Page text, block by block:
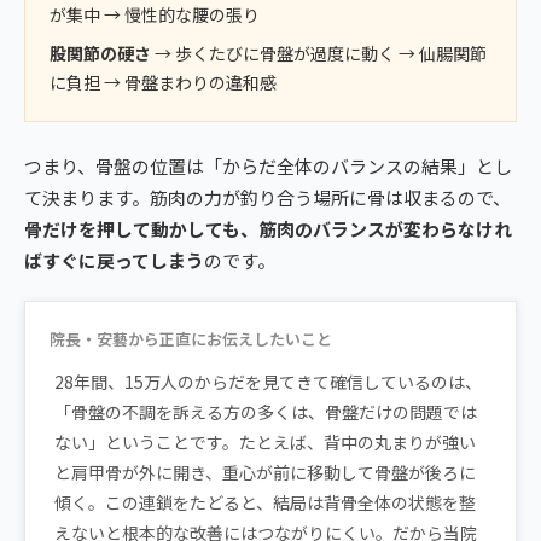
が集中 → 慢性的な腰の張り
股関節の硬さ → 歩くたびに骨盤が過度に動く → 仙腸関節
に負担 → 骨盤まわりの違和感
つまり、骨盤の位置は「からだ全体のバランスの結果」とし
て決まります。筋肉の力が釣り合う場所に骨は収まるので、
骨だけを押して動かしても、筋肉のバランスが変わらなけれ
ばすぐに戻ってしまうのです。
院長・安藝から正直にお伝えしたいこと
28年間、15万人のからだを見てきて確信しているのは、
「骨盤の不調を訴える方の多くは、骨盤だけの問題では
ない」ということです。たとえば、背中の丸まりが強い
と肩甲骨が外に開き、重心が前に移動して骨盤が後ろに
傾く。この連鎖をたどると、結局は背骨全体の状態を整
えないと根本的な改善にはつながりにくい。だから当院